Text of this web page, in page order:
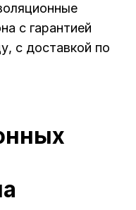
с гарантией
с доставкой по